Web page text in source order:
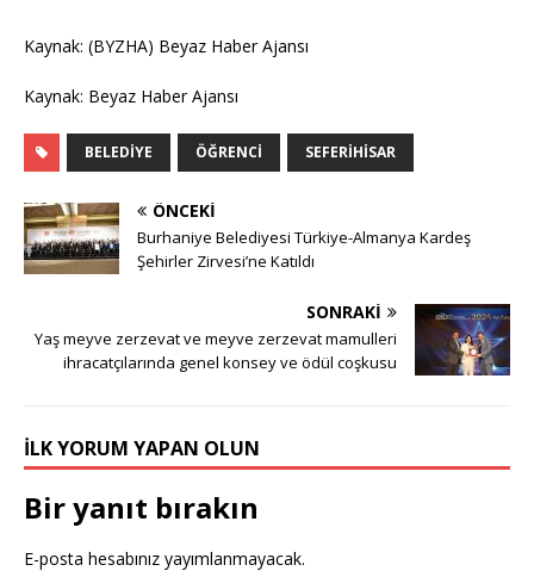
Kaynak: (BYZHA) Beyaz Haber Ajansı
Kaynak: Beyaz Haber Ajansı
BELEDIYE ÖĞRENCI SEFERIHISAR
ÖNCEKI
Burhaniye Belediyesi Türkiye-Almanya Kardeş
Şehirler Zirvesi’ne Katıldı
SONRAKI
Yaş meyve zerzevat ve meyve zerzevat mamulleri
ihracatçılarında genel konsey ve ödül coşkusu
İLK YORUM YAPAN OLUN
Bir yanıt bırakın
E-posta hesabınız yayımlanmayacak.